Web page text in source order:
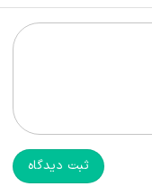
ثبت دیدگاه